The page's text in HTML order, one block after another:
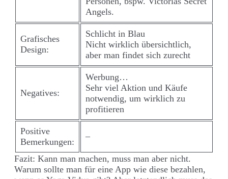
Angels.
Grafisches
Design:
Schlicht in Blau
Nicht wirklich übersichtlich,
aber man findet sich zurecht
Negatives:
Werbung…
Sehr viel Aktion und Käufe
notwendig, um wirklich zu
profitieren
Positive
Bemerkungen:
–
Fazit: Kann man machen, muss man aber nicht.
Warum sollte man für eine App wie diese bezahlen,